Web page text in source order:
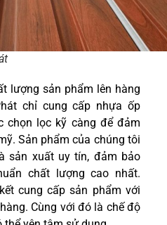
lượng sản phẩm lên hàng
chỉ cung cấp nhựa ốp
chọn lọc kỹ càng để đảm
Sản phẩm của chúng tôi
sản xuất uy tín, đảm bảo
chất lượng cao nhất.
cung cấp sản phẩm với
Cùng với đó là chế độ